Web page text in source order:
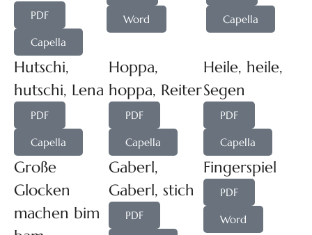
PDF
Capella
Word Capella
Hutschi,
hutschi, Lena
PDF
Capella
Hoppa,
hoppa, Reiter
PDF
Capella
Heile, heile,
Segen
PDF
Capella
Große
Glocken
machen bim
Gaberl,
Gaberl, stich
PDF
Fingerspiel
PDF
Word